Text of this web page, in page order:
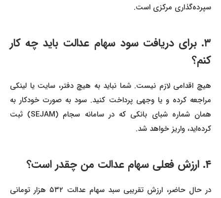
سپرده‌گذاری مرکزی است.
۳. برای دریافت سود سهام عدالت باید چه کار
کنم؟
هیچ اقدامی لازم نیست. شما نباید به هیچ دفتر، سایت یا لینکی
مراجعه کرده و یا وجهی پرداخت کنید. سود به صورت خودکار به
همان شماره شبای بانکی که در سامانه سجام (SEJAM) ثبت
کرده‌اید، واریز خواهد شد.
در حال حاضر، ارزش تقریبی سبد سهام عدالت ۵۳۲ هزار تومانی